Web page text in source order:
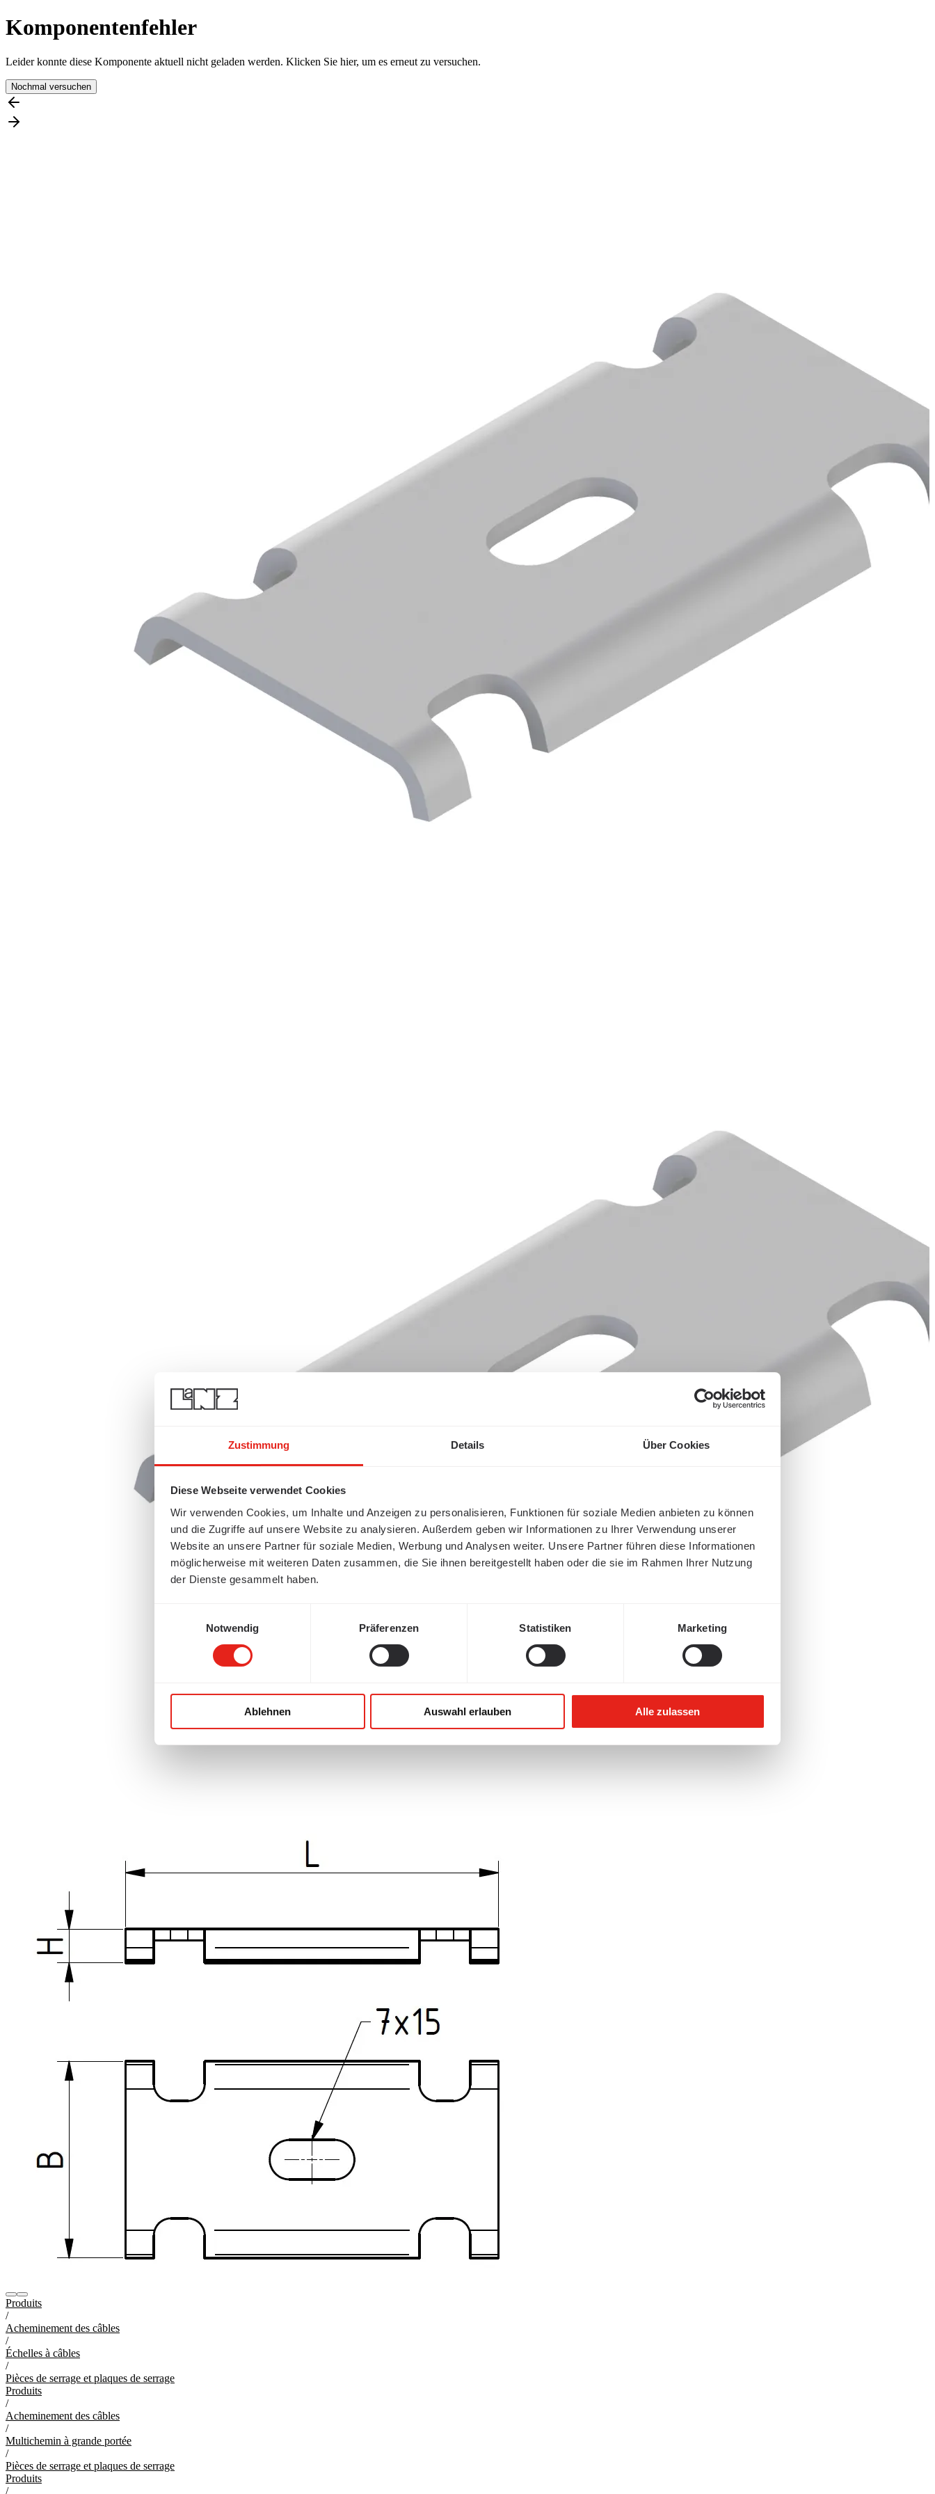
Zustimmung Details Über Cookies
Diese Webseite verwendet Cookies
Wir verwenden Cookies, um Inhalte und Anzeigen zu personalisieren, Funktionen für soziale Medien anbieten zu können
und die Zugriffe auf unsere Website zu analysieren. Außerdem geben wir Informationen zu Ihrer Verwendung unserer
Website an unsere Partner für soziale Medien, Werbung und Analysen weiter. Unsere Partner führen diese Informationen
möglicherweise mit weiteren Daten zusammen, die Sie ihnen bereitgestellt haben oder die sie im Rahmen Ihrer Nutzung
der Dienste gesammelt haben.
Notwendig
Präferenzen Statistiken Marketing
Ablehnen Auswahl erlauben Alle zulassen
Komponentenfehler
Leider konnte diese Komponente aktuell nicht geladen werden. Klicken Sie hier, um es erneut zu versuchen.
Nochmal versuchen
Produits
/
Acheminement des câbles
/
Échelles à câbles
/
Pièces de serrage et plaques de serrage
Produits
/
Acheminement des câbles
/
Multichemin à grande portée
/
Pièces de serrage et plaques de serrage
Produits
/